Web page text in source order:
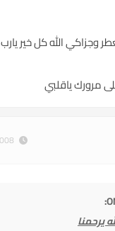
وجزاكي الله كل خير يارب
مرورك ياقلبي
يرحمنا